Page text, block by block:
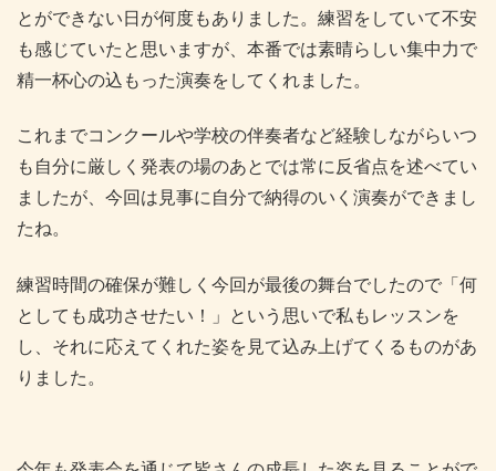
とができない日が何度もありました。練習をしていて不安
も感じていたと思いますが、本番では素晴らしい集中力で
精一杯心の込もった演奏をしてくれました。
これまでコンクールや学校の伴奏者など経験しながらいつ
も自分に厳しく発表の場のあとでは常に反省点を述べてい
ましたが、今回は見事に自分で納得のいく演奏ができまし
たね。
練習時間の確保が難しく今回が最後の舞台でしたので「何
としても成功させたい！」という思いで私もレッスンを
し、それに応えてくれた姿を見て込み上げてくるものがあ
りました。